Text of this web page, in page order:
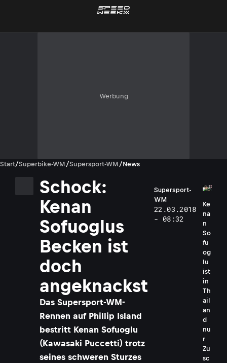
Werbung
Start/Superbike-WM /Supersport-WM /News
Schock:
Kenan
Sofuoglus
Becken ist
doch
angeknackst
Das Supersport-WM-
Rennen auf Phillip Island
bestritt Kenan Sofuoglu
(Kawasaki Puccetti) trotz
seines schweren Sturzes
Supersport-
WM
22.03.2018
- 08:32
Ke
na
n
So
fu
og
lu
ist
in
Th
ail
an
d
nu
r
Zu
sc